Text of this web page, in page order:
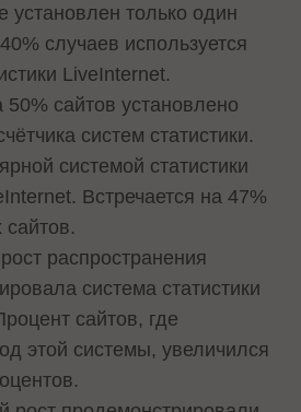
установлен только один
случаев используется
LiveInternet.
сайтов установлено
систем статистики.
системой статистики
Встречается на 47%
распространения
система статистики
сайтов, где
этой системы, увеличился